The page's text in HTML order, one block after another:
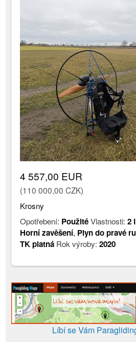
4 557,00 EUR
(110 000,00 CZK)
Krosny
Opotřebení: PoužitéVlastnosti:2
Horní zavěšení, Plyn do pravé
TK platná Rok výroby:2020
Líbí se Vám